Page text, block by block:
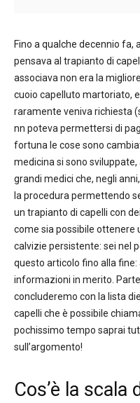
Fino a qualche decennio fa,
pensava al trapianto di
associava non era la
cuoio capelluto martoriato,
raramente veniva richiesta
nn poteva permettersi di
fortuna le cose sono
medicina si sono
grandi medici che, negli
la procedura permettendo
un trapianto di capelli con
come sia possibile ottenere
calvizie persistente: sei nel
questo articolo fino alla
informazioni in merito.
concluderemo con la lista
capelli che è possibile
pochissimo tempo saprai
sull’argomento!
Cos’è la scala